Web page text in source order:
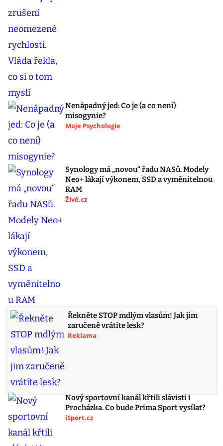
Nenápadný jed: Co je (a co není)
misogynie?
Moje Psychologie
Synology má „novou“ řadu NASů. Modely
Neo+ lákají výkonem, SSD a vyměnitelnou
RAM
Živě.cz
Řekněte STOP mdlým vlasům! Jak jim
zaručeně vrátíte lesk?
Reklama
Nový sportovní kanál křtili slávisti i
Procházka. Co bude Prima Sport vysílat?
iSport.cz